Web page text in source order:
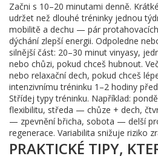
Začni s 10–20 minutami denně.
udržet než dlouhé tréninky jednou
mobilitě a dechu — pár
dýchání zlepší energii. Odpoledne
silnější část: 20–30 minut vinyasy,
nebo chůzi, pokud chceš hubnout.
nebo relaxační dech, pokud chceš
intenzivnímu tréninku 1–2 hodiny
Střídej typy tréninku. Například:
flexibilitu, středa — chůze + dech,
— zpevnění břicha, sobota — delší
regenerace. Variabilita snižuje riziko
PRAKTICKÉ TIPY,